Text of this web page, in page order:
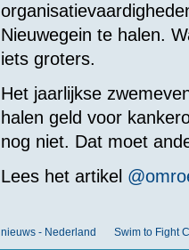
Nieuwegein te halen.
iets groters.
Het jaarlijkse
halen geld voor
nog niet. Dat moet
Lees het artikel
nieuws - Nederland Swim to Fight